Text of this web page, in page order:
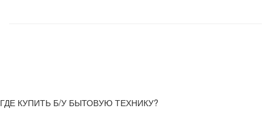
ГДЕ КУПИТЬ Б/У БЫТОВУЮ ТЕХНИКУ?